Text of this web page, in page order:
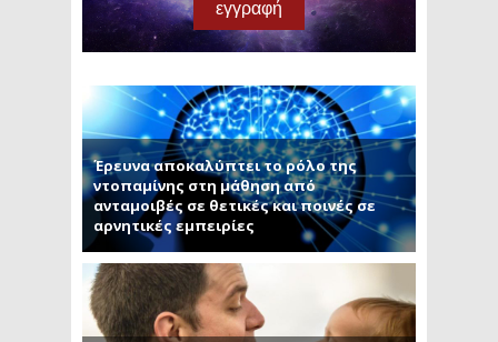
Έρευνα αποκαλύπτει το ρόλο της
ντοπαμίνης στη μάθηση από
ανταμοιβές σε θετικές και ποινές σε
αρνητικές εμπειρίες